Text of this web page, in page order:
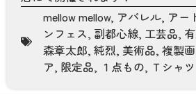
mellow mellow, アパレル, アー
ンフェス, 副都心線, 工芸品,
森章太郎, 純烈, 美術品, 複製画
ア, 限定品, １点もの, Ｔシャツ